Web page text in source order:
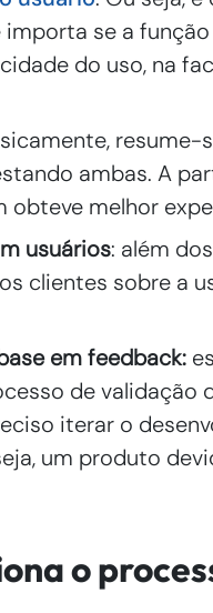
importa se a
do uso, na
resume-
ambas. A
obteve melhor
usuários: além
clientes sobre a
em feedback:
de validação
iterar o
um produto
o